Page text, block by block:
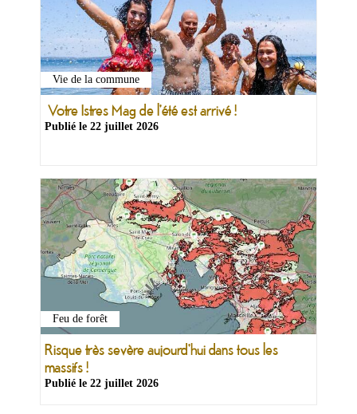
Vie de la commune
Votre Istres Mag de l'été est arrivé !
Publié le 22 juillet 2026
Feu de forêt
Risque très sevère aujourd'hui dans tous les
massifs !
Publié le 22 juillet 2026